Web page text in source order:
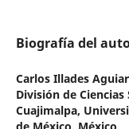
Biografía del
Carlos Illades
División de
Cuajimalpa,